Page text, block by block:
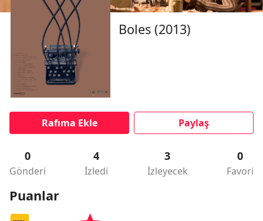
Boles (2013)
Rafıma Ekle Paylaş
0
Gönderi
4
İzledi
3
İzleyecek
0
Favori
Puanlar